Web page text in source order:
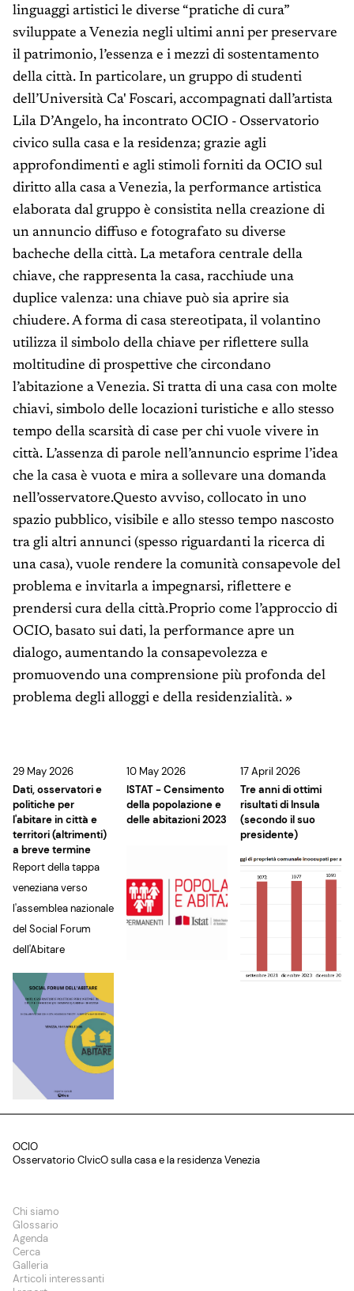
linguaggi artistici le diverse “pratiche di cura”
sviluppate a Venezia negli ultimi anni per preservare
il patrimonio, l’essenza e i mezzi di sostentamento
della città. In particolare, un gruppo di studenti
dell’Università Ca' Foscari, accompagnati dall’artista
Lila D’Angelo, ha incontrato OCIO - Osservatorio
civico sulla casa e la residenza; grazie agli
approfondimenti e agli stimoli forniti da OCIO sul
diritto alla casa a Venezia, la performance artistica
elaborata dal gruppo è consistita nella creazione di
un annuncio diffuso e fotografato su diverse
bacheche della città. La metafora centrale della
chiave, che rappresenta la casa, racchiude una
duplice valenza: una chiave può sia aprire sia
chiudere. A forma di casa stereotipata, il volantino
utilizza il simbolo della chiave per riflettere sulla
moltitudine di prospettive che circondano
l’abitazione a Venezia. Si tratta di una casa con molte
chiavi, simbolo delle locazioni turistiche e allo stesso
tempo della scarsità di case per chi vuole vivere in
città. L’assenza di parole nell’annuncio esprime l’idea
che la casa è vuota e mira a sollevare una domanda
nell’osservatore.Questo avviso, collocato in uno
spazio pubblico, visibile e allo stesso tempo nascosto
tra gli altri annunci (spesso riguardanti la ricerca di
una casa), vuole rendere la comunità consapevole del
problema e invitarla a impegnarsi, riflettere e
prendersi cura della città.Proprio come l’approccio di
OCIO, basato sui dati, la performance apre un
dialogo, aumentando la consapevolezza e
promuovendo una comprensione più profonda del
problema degli alloggi e della residenzialità. »
29 May 2026
Dati, osservatori e
politiche per
l'abitare in città e
territori (altrimenti)
a breve termine
Report della tappa
veneziana verso
l'assemblea nazionale
del Social Forum
dell'Abitare
10 May 2026
ISTAT - Censimento
della popolazione e
delle abitazioni 2023
17 April 2026
Tre anni di ottimi
risultati di Insula
(secondo il suo
presidente)
OCIO
Osservatorio CIvicO sulla casa e la residenza Venezia
Chi siamo
Glossario
Agenda
Cerca
Galleria
Articoli interessanti